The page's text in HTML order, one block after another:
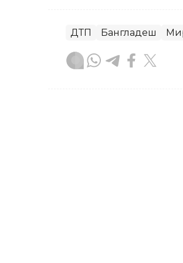
ДТП Бангладеш